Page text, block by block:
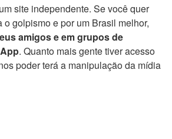
site independente. Se você quer
o golpismo e por um Brasil melhor,
amigos e em grupos de
. Quanto mais gente tiver acesso
poder terá a manipulação da mídia